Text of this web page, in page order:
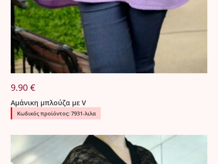
9.90€
Αμάνικη μπλούζα με V
Κωδικός προϊόντος: 7931-λιλα